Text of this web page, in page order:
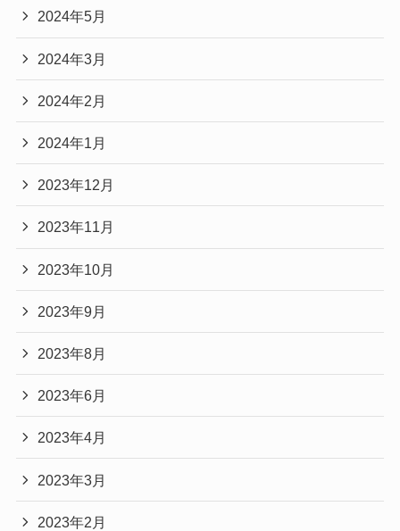
2024年5月
2024年3月
2024年2月
2024年1月
2023年12月
2023年11月
2023年10月
2023年9月
2023年8月
2023年6月
2023年4月
2023年3月
2023年2月